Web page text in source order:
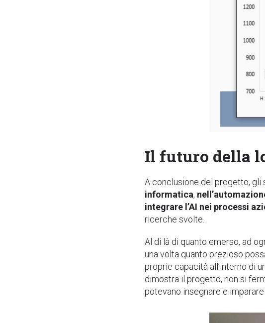
Il futuro della
A conclusione del progetto, gli
informatica,
integrare l’AI nei processi
ricerche svolte.
Al di là di quanto emerso, ad
una volta quanto prezioso
proprie capacità all’interno di
dimostra il progetto, non si
potevano insegnare e